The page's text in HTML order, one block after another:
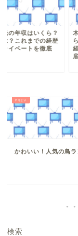
光の年収はいくら？
は？これまでの経歴
ライベートを徹底
かわいい！人気の鳥
検索